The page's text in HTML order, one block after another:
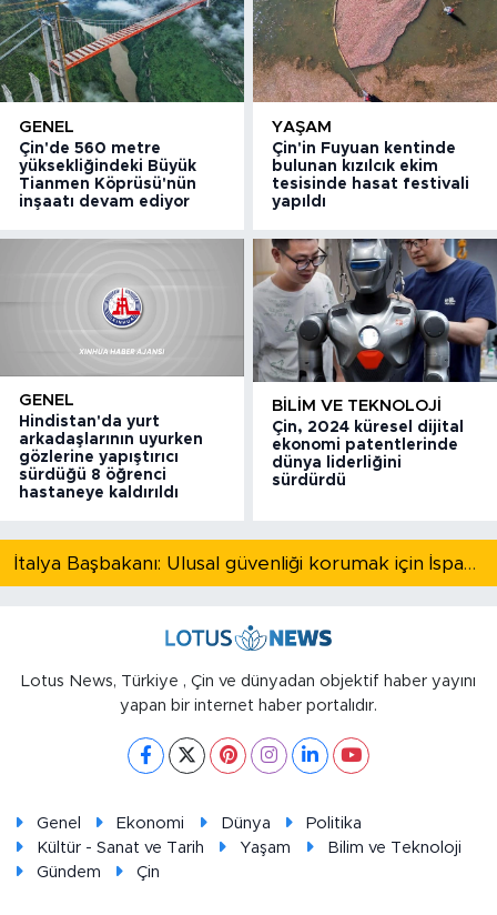
GENEL
Çin'de 560 metre
yüksekliğindeki Büyük
Tianmen Köprüsü'nün
inşaatı devam ediyor
YAŞAM
Çin'in Fuyuan kentinde
bulunan kızılcık ekim
tesisinde hasat festivali
yapıldı
GENEL
Hindistan'da yurt
arkadaşlarının uyurken
gözlerine yapıştırıcı
sürdüğü 8 öğrenci
hastaneye kaldırıldı
BILIM VE TEKNOLOJI
Çin, 2024 küresel dijital
ekonomi patentlerinde
dünya liderliğini
sürdürdü
İtalya Başbakanı: Ulusal güvenliği korumak için İspanya ile Schengen kapsamındaki serbest dolaşımı askıya alıyoruz
Lotus News, Türkiye , Çin ve dünyadan objektif haber yayını
yapan bir internet haber portalıdır.
Genel Ekonomi Dünya
Politika
Kültür - Sanat ve Tarih
Yaşam
Bilim ve Teknoloji
Gündem
Çin